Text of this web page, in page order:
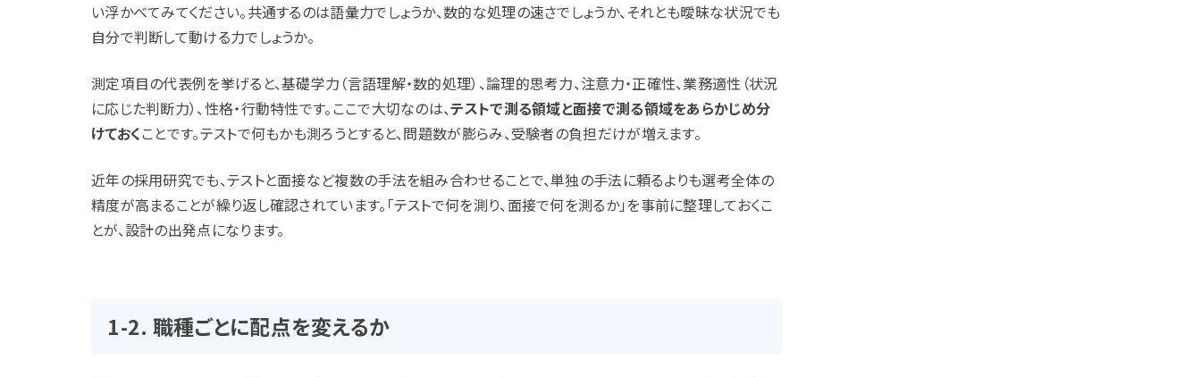
い浮かべてみてください。共通するのは語彙力でしょうか、数的な処理の速さでしょうか、それとも曖昧な状況でも
自分で判断して動ける力でしょうか。
測定項目の代表例を挙げると、基礎学力（言語理解・数的処理）、論理的思考力、注意力・正確性、業務適性（状況
に応じた判断力）、性格・行動特性です。ここで大切なのは、テストで測る領域と面接で測る領域をあらかじめ分
けておくことです。テストで何もかも測ろうとすると、問題数が膨らみ、受験者の負担だけが増えます。
近年の採用研究でも、テストと面接など複数の手法を組み合わせることで、単独の手法に頼るよりも選考全体の
精度が高まることが繰り返し確認されています。「テストで何を測り、面接で何を測るか」を事前に整理しておくこ
とが、設計の出発点になります。
1-2. 職種ごとに配点を変えるか